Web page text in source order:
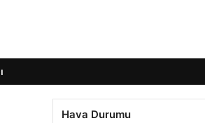
Hava Durumu